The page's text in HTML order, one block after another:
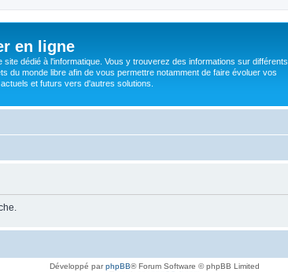
en ligne
site dédié à l'informatique. Vous y trouverez des informations sur différents
du monde libre afin de vous permettre notamment de faire évoluer vos
et futurs vers d'autres solutions.
Développé parphpBB® Forum Software © phpBB Limited